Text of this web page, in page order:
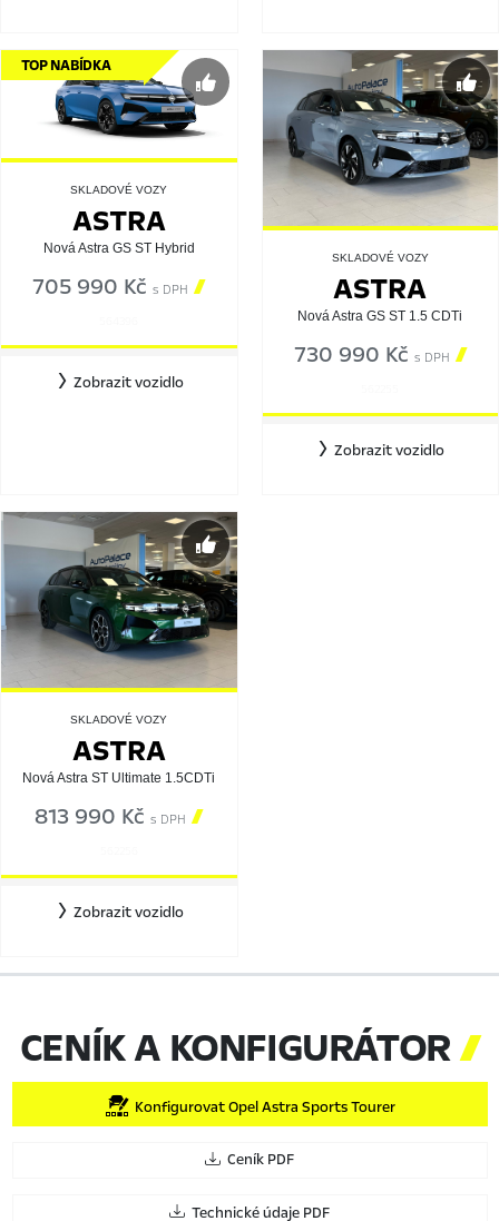
TOP NABÍDKA
SKLADOVÉ VOZY
ASTRA
Nová Astra GS ST Hybrid
705 990 Kčs DPH 
Zobrazit vozidlo
SKLADOVÉ VOZY
ASTRA
Nová Astra GS ST 1.5 CDTi
730 990 Kč s DPH 
Zobrazit vozidlo
SKLADOVÉ VOZY
ASTRA
Nová Astra ST Ultimate 1.5CDTi
813 990 Kčs DPH 
Zobrazit vozidlo
CENÍK A KONFIGURÁTOR
Konfigurovat Opel Astra Sports Tourer
Ceník PDF
Technické údaje PDF